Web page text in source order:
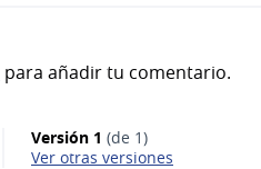
para añadir tu comentario.
Versión 1 (de 1)
ver otras versiones